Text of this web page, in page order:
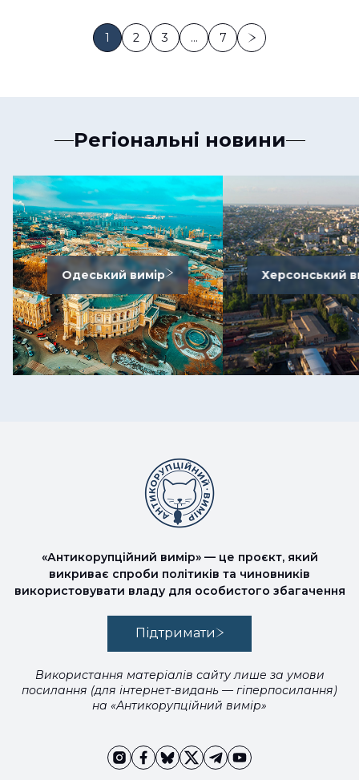
1 2 3 … 7
Регіональні новини
Одеський вимір Херсонський
«Антикорупційний вимір» — це проєкт, який
викриває спроби політиків та чиновників
використовувати владу для особистого збагачення
Підтримати
Використання матеріалів сайту лише за умови
посилання (для інтернет-видань — гіперпосилання)
на «Антикорупційний вимір»